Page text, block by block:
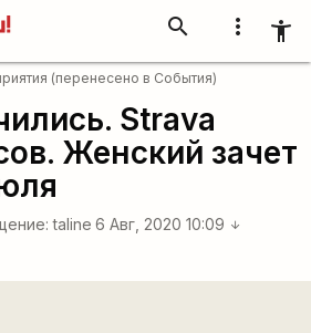
more_vert accessibility_new
search
(перенесено в События)
Strava
Женский зачет
taline 6 Авг, 2020 10:09 arrow_downward